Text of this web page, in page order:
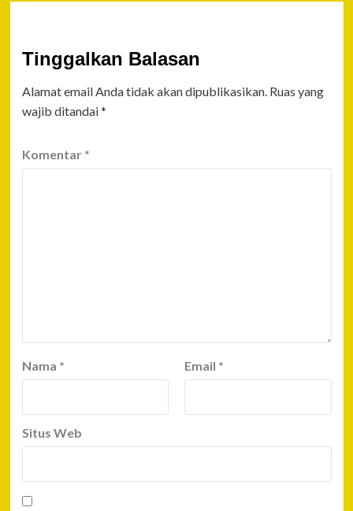
Tinggalkan Balasan
Alamat email Anda tidak akan dipublikasikan. Ruas yang
wajib ditandai*
Komentar *
Nama * Email *
Situs Web